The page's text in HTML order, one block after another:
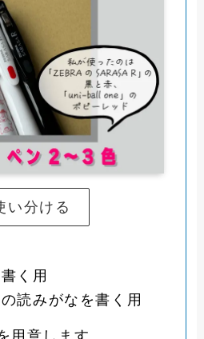
い分ける
く用
読みがなを書く用